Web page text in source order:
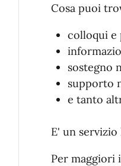
Cosa puoi
colloqui e
sostegno
supporto
e tanto
E' un
Per maggiori